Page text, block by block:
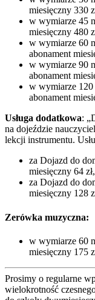
miesięczny 330
w wymiarze 45
miesięczny 480
w wymiarze 60
abonament
w wymiarze 90
abonament
w wymiarze
abonament
Usługa dodatkowa:
na dojeździe
lekcji instrumentu.
za Dojazd do
miesięczny 64 zł,
za Dojazd do
miesięczny 128
Zerówka muzyczna:
w wymiarze 60
miesięczny 175
Prosimy o regularne
wielokrotność